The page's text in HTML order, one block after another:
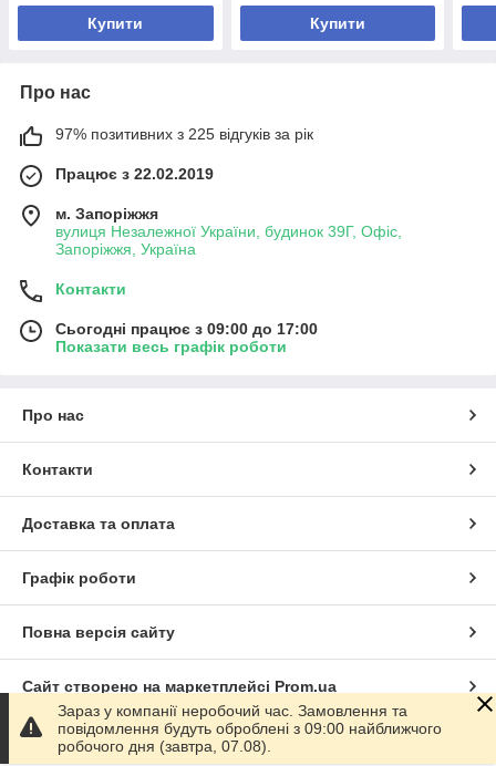
Купити Купити
Про нас
97% позитивних з 225 відгуків за рік
Працює з 22.02.2019
м. Запоріжжя
вулиця Незалежної України, будинок 39Г, Офіс,
Запоріжжя, Україна
Контакти
Сьогодні працює з 09:00 до 17:00
Показати весь графік роботи
Про нас
Контакти
Доставка та оплата
Графік роботи
Повна версія сайту
Сайт створено на маркетплейсі Prom.ua
Політика конфіденційності
Зараз у компанії неробочий час. Замовлення та
повідомлення будуть оброблені з 09:00 найближчого
робочого дня (завтра, 07.08).